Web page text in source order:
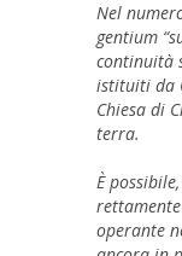
Nel
gentium
continuità
istituiti da
Chiesa di
terra.
È
operante